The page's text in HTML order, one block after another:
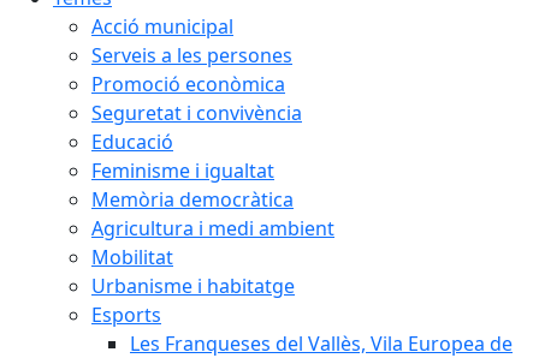
Acció municipal
Serveis a les persones
Promoció econòmica
Seguretat i convivència
Educació
Feminisme i igualtat
Memòria democràtica
Agricultura i medi ambient
Mobilitat
Urbanisme i habitatge
Esports
Les Franqueses del Vallès, Vila Europea de